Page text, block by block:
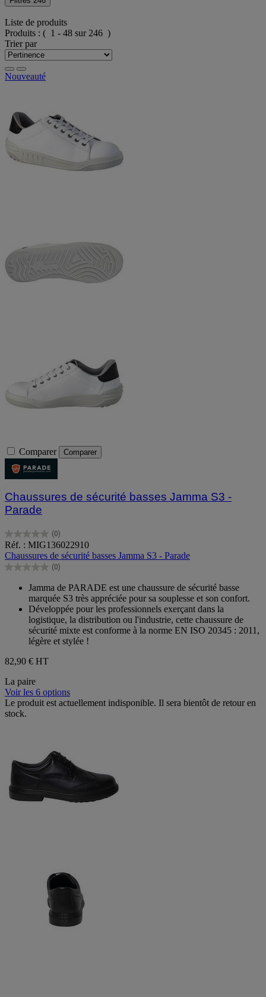
Liste de produits
Produits : ( 1 - 48 sur 246 )
Trier par
Nouveauté
Comparer Comparer
Chaussures de sécurité basses Jamma S3 -
Parade
(0)
0.0
sur
5
étoiles.
Réf. : MIG136022910
Chaussures de sécurité basses Jamma S3 - Parade
(0)
0.0
étoiles.
Jamma de PARADE est une chaussure de sécurité basse
marquée S3 très appréciée pour sa souplesse et son confort.
Développée pour les professionnels exerçant dans la
logistique, la distribution ou l'industrie, cette chaussure de
sécurité mixte est conforme à la norme EN ISO 20345 : 2011,
légère et stylée !
82,90 € HT
La paire
Voir les 6 options
Le produit est actuellement indisponible. Il sera bientôt de retour en
stock.